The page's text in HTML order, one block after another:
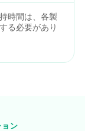
時間は、各製
る必要があり
ン